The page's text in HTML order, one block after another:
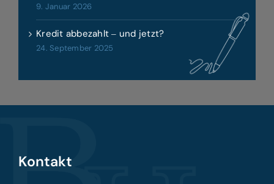
9. Januar 2026
Kredit abbezahlt ‒ und jetzt?
24. September 2025
Kontakt